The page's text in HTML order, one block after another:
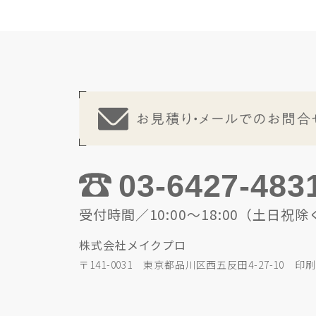
03-6427-
受付時間／10:00～18:00（土日祝除
株式会社メイクプロ
〒141-0031 東京都品川区西五反田4-27-10 印